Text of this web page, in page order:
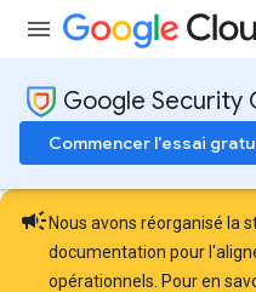
Google Security
Commencer l'essai
campaign Nous avons réorganisé la
documentation pour
opérationnels. Pour en